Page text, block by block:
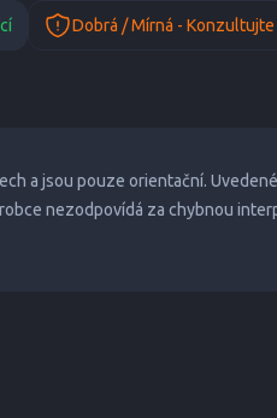
Dobrá / Mírná - Konzultujte
a jsou pouze orientační.
nezodpovídá za chybnou